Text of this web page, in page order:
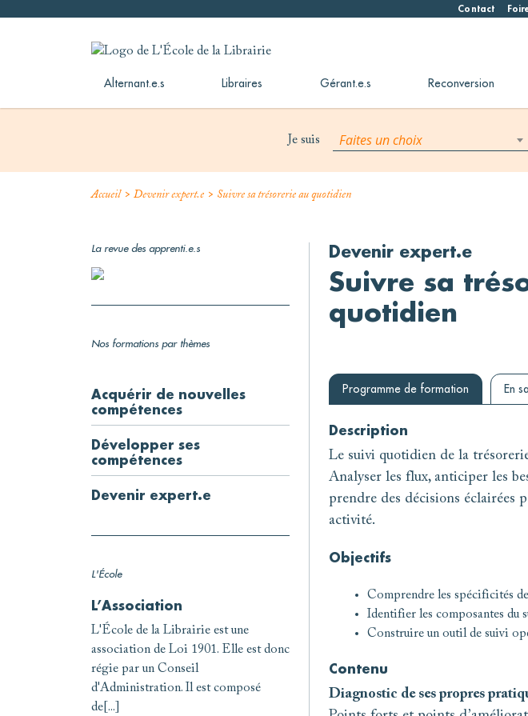
Contact
L'École de la Librairie
L'École de la Librairie – INFL
Alternant.e.s Libraires Gérant.e.s Reconversion
Je suis Faites un choix
Accueil> Devenir expert.e > Suivre sa trésorerie au quotidien
Devenir expert.e
Suivre sa
quotidien
Programme de formation En
Description
Le suivi quotidien de la
Analyser les flux, anticiper les
prendre des décisions éclairées
activité.
Objectifs
Comprendre les spécificités
Identifier les composantes du
Construire un outil de suivi
Contenu
Diagnostic de ses propres
La revue des apprenti.e.s
Nos formations par thèmes
Acquérir de nouvelles
compétences
Développer ses
compétences
Devenir expert.e
L'École
L’Association
L'École de la Librairie est une
association de Loi 1901. Elle est donc
régie par un Conseil
d'Administration. Il est composé
de[...]